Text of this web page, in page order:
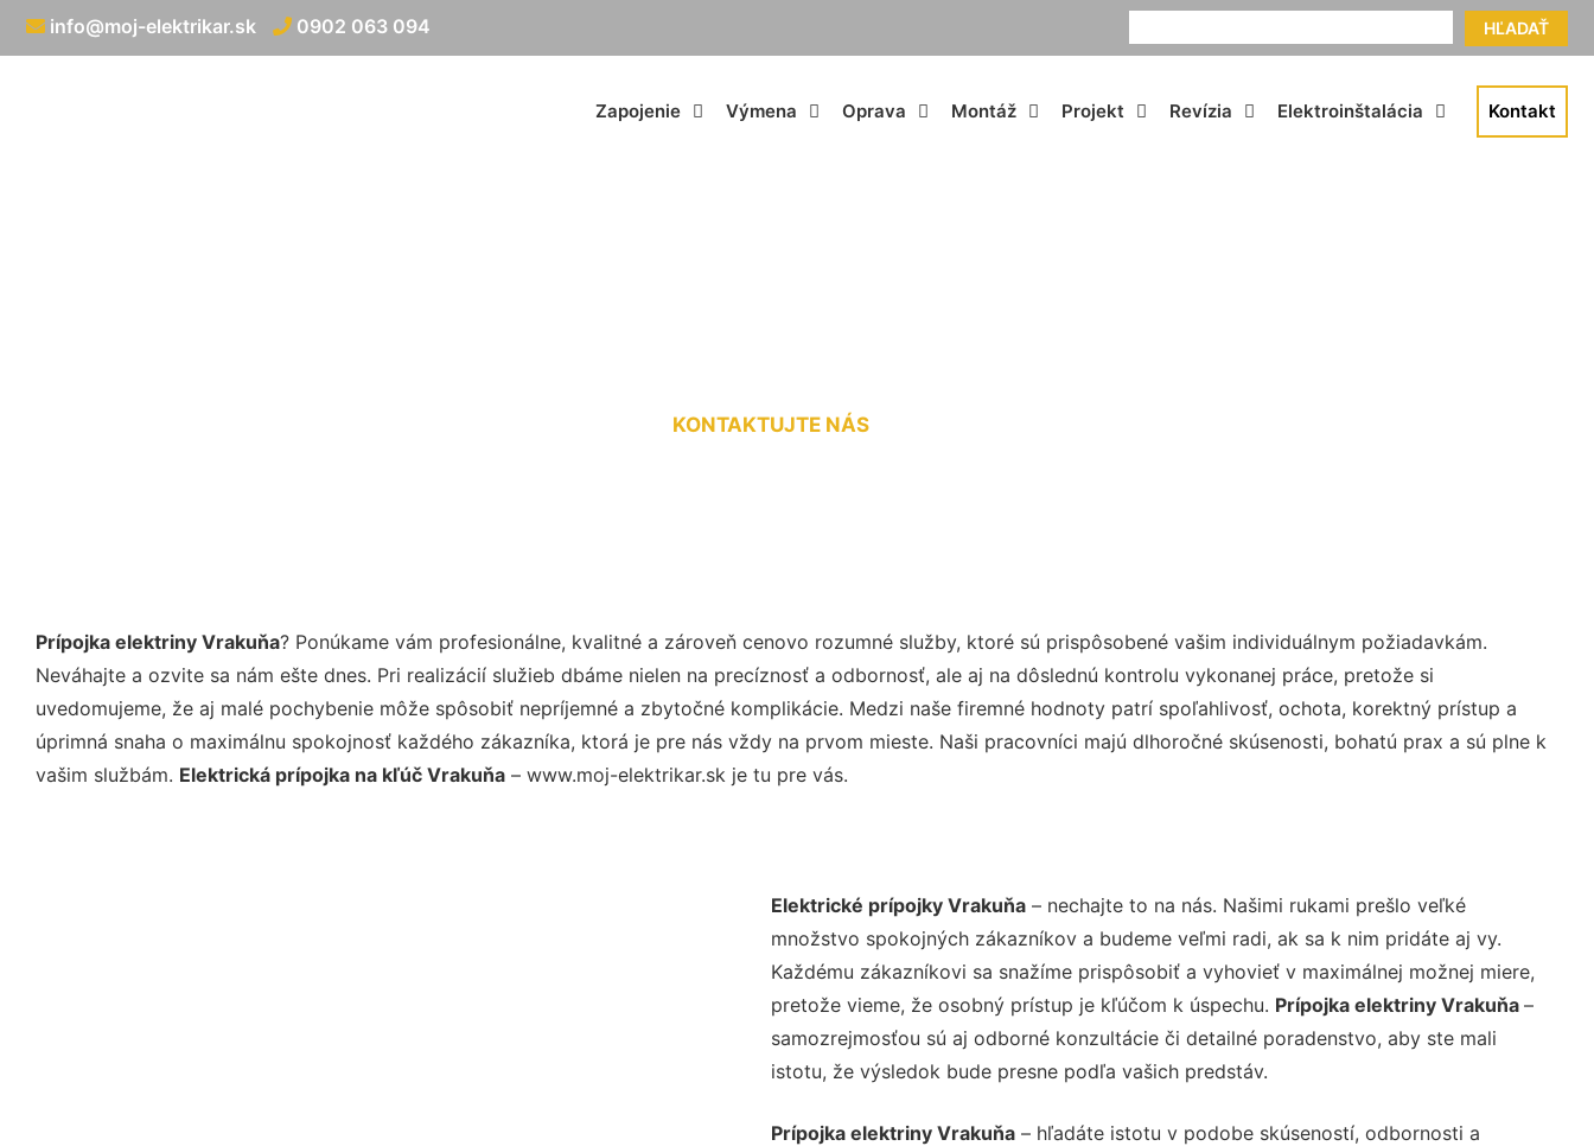
HĽADAŤ
info@moj-elektrikar.sk 0902 063 094
Zapojenie Výmena Oprava Montáž Projekt Revízia Elektroinštalácia Kontakt
KONTAKTUJTE NÁS
Prípojka elektriny Vrakuňa? Ponúkame vám profesionálne, kvalitné a zároveň cenovo rozumné služby, ktoré sú prispôsobené vašim individuálnym požiadavkám.
Neváhajte a ozvite sa nám ešte dnes. Pri realizácií služieb dbáme nielen na precíznosť a odbornosť, ale aj na dôslednú kontrolu vykonanej práce, pretože si
uvedomujeme, že aj malé pochybenie môže spôsobiť nepríjemné a zbytočné komplikácie. Medzi naše firemné hodnoty patrí spoľahlivosť, ochota, korektný prístup a
úprimná snaha o maximálnu spokojnosť každého zákazníka, ktorá je pre nás vždy na prvom mieste. Naši pracovníci majú dlhoročné skúsenosti, bohatú prax a sú plne k
vašim službám. Elektrická prípojka na kľúč Vrakuňa – www.moj-elektrikar.sk je tu pre vás.
Elektrické prípojky Vrakuňa– nechajte to na nás. Našimi rukami prešlo veľké
množstvo spokojných zákazníkov a budeme veľmi radi, ak sa k nim pridáte aj vy.
Každému zákazníkovi sa snažíme prispôsobiť a vyhovieť v maximálnej možnej miere,
pretože vieme, že osobný prístup je kľúčom k úspechu. Prípojka elektriny Vrakuňa –
samozrejmosťou sú aj odborné konzultácie či detailné poradenstvo, aby ste mali
istotu, že výsledok bude presne podľa vašich predstáv.
Prípojka elektriny Vrakuňa– hľadáte istotu v podobe skúseností, odbornosti a